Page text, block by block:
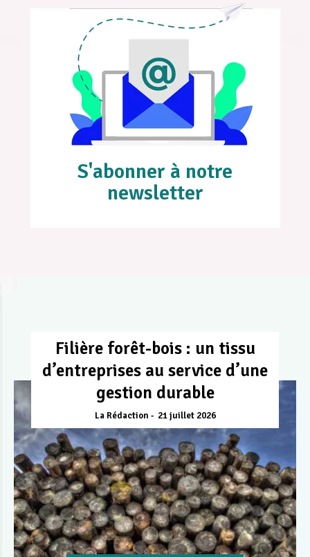
S'abonner à notre
newsletter
Filière forêt-bois : un tissu
d’entreprises au service d’une
gestion durable
La Rédaction 21 juillet 2026